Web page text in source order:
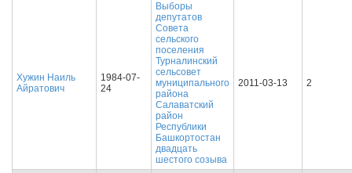
Хужин Наиль
Айратович
1984-07-
24
Выборы
депутатов
Совета
сельского
поселения
Турналинский
сельсовет
муниципального
района
Салаватский
район
Республики
Башкортостан
двадцать
шестого созыва
2011-03-13 2